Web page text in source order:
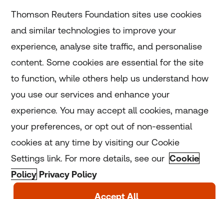
Home
Home
Coronavirus
LGBT+
Climate
Thomson Reuters Foundation sites use cookies
and similar technologies to improve your
experience, analyse site traffic, and personalise
content. Some cookies are essential for the site
to function, while others help us understand how
you use our services and enhance your
experience. You may accept all cookies, manage
your preferences, or opt out of non-essential
cookies at any time by visiting our Cookie
Settings link. For more details, see our Cookie
Policy Privacy Policy